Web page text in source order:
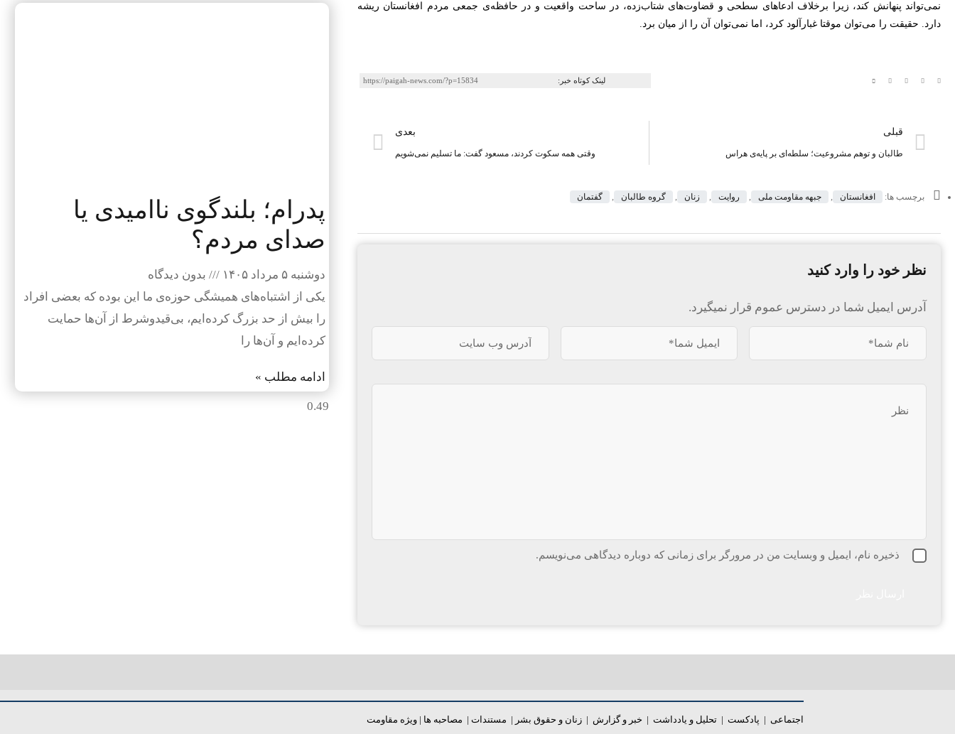
نمی‌تواند پنهانش کند، زیرا برخلاف ادعاهای سطحی و قضاوت‌های شتاب‌زده، در ساحت واقعیت و در حافظه‌ی جمعی مردم افغانستان ریشه
دارد. حقیقت را می‌توان موقتا غبارآلود کرد، اما نمی‌توان آن را از میان برد.
لینک کوتاه خبر: https://paigah-news.com/?p=15834
قبلی
طالبان و توهم مشروعیت؛ سلطه‌ای بر پایه‌ی هراس
بعدی
وقتی همه سکوت کردند، مسعود گفت: ما تسلیم نمی‌شویم
برچسب ها: افغانستان , جبهه مقاومت ملی , روایت , زنان , گروه طالبان , گفتمان
نظر خود را وارد کنید
آدرس ایمیل شما در دسترس عموم قرار نمیگیرد.
ذخیره نام، ایمیل و وبسایت من در مرورگر برای زمانی که دوباره دیدگاهی می‌نویسم.
پدرام؛ بلندگوی ناامیدی یا
صدای مردم؟
دوشنبه ۵ مرداد ۱۴۰۵
بدون دیدگاه
یکی از اشتباه‌های همیشگی حوزه‌ی ما این بوده که بعضی افراد
را بیش از حد بزرگ کرده‌ایم، بی‌قیدوشرط از آن‌ها حمایت
کرده‌ایم و آن‌ها را
ادامه مطلب »
اجتماعی | پادکست |تحلیل و یادداشت | خبر و گزارش |زنان و حقوق بشر | مستندات | مصاحبه ها |ویژه مقاومت